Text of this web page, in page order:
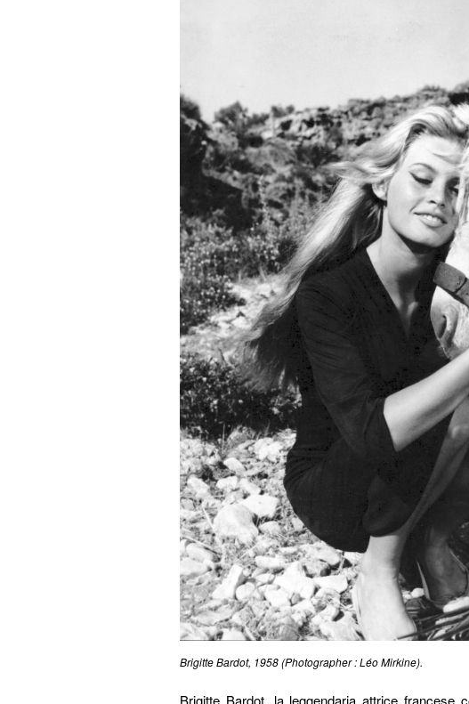
Brigitte Bardot, 1958 (Photographer : Léo Mirkine).
Brigitte Bardot, la leggendaria attrice